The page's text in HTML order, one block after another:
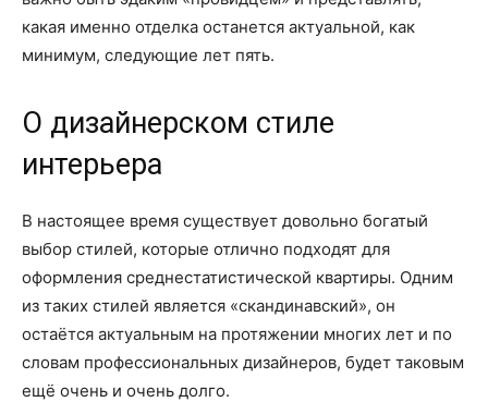
какая именно отделка останется актуальной, как
минимум, следующие лет пять.
О дизайнерском стиле
интерьера
В настоящее время существует довольно богатый
выбор стилей, которые отлично подходят для
оформления среднестатистической квартиры. Одним
из таких стилей является «скандинавский», он
остаётся актуальным на протяжении многих лет и по
словам профессиональных дизайнеров, будет таковым
ещё очень и очень долго.